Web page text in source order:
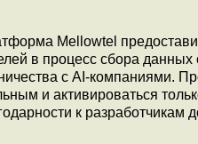
Mellowtel
в процесс сбора
с AI-компаниями.
и активироваться
к